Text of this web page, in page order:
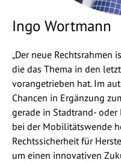
Ingo Wortmann
„Der neue Rechtsrahmen
die das Thema in den
vorangetrieben hat. Im
Chancen in Ergänzung
gerade in Stadtrand-
bei der Mobilitätswende
Rechtssicherheit für
um einen innovativen